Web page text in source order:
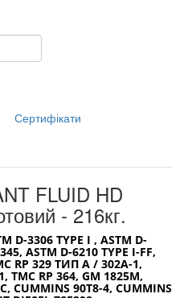
Сертифікати
FLUID HD
- 216кг.
D-3306 TYPE I , ASTM D-
ASTM D-6210 TYPE I-FF,
RP 329 ТИП A / 302A-1,
TMC RP 364, GM 1825M,
CUMMINS 90T8-4, CUMMINS